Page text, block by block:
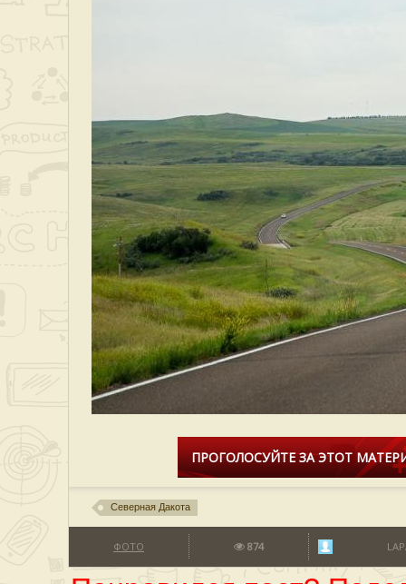
ПРОГОЛОСУЙТЕ ЗА ЭТОТ
Северная Дакота
ФОТО 874